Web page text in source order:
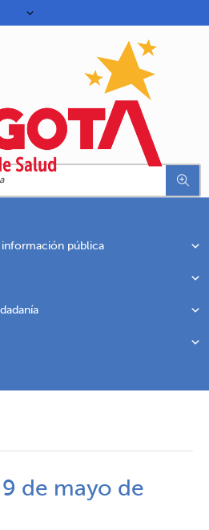
información pública
de mayo de